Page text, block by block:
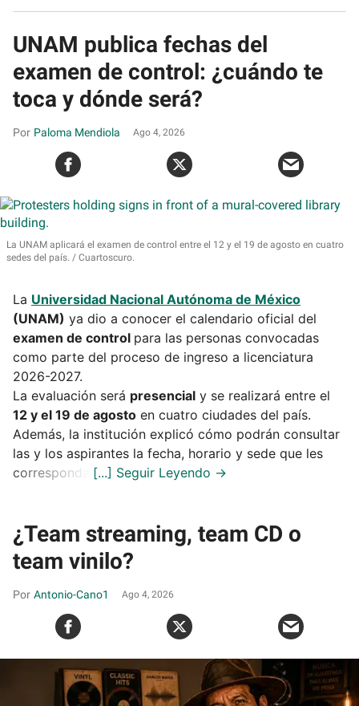
UNAM publica fechas del
examen de control: ¿cuándo te
toca y dónde será?
Paloma Mendiola Ago 4, 2026
La UNAM aplicará el examen de control entre el 12 y el 19 de agosto en cuatro
sedes del país.
Cuartoscuro.
La Universidad Nacional Autónoma de México
(UNAM) ya dio a conocer el calendario oficial del
examen de control para las personas convocadas
como parte del proceso de ingreso a licenciatura
2026-2027.
La evaluación será presencial y se realizará entre el
12 y el 19 de agosto en cuatro ciudades del país.
Además, la institución explicó cómo podrán consultar
las y los aspirantes la fecha, horario y sede que les
corresponda.
¿Team streaming, team CD o
team vinilo?
Antonio-Cano1 Ago 4, 2026